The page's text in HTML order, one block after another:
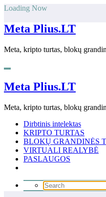
Skip
content
Loading Now
Meta Plius.LT
Meta, kripto turtas, blokų
Meta Plius.LT
Meta, kripto turtas, blokų
Dirbtinis intelektas
KRIPTO TURTAS
BLOKŲ GRANDINĖS
VIRTUALI REALYBĖ
PASLAUGOS